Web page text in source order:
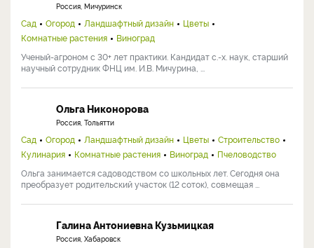
Россия, Мичуринск
Сад Огород Ландшафтный дизайн
Цветы
Комнатные растения
Виноград
Ученый-агроном с 30+ лет практики. Кандидат с.-х. наук, старший
научный сотрудник ФНЦ им. И.В. Мичурина, ...
Ольга Никонорова
Россия, Тольятти
Сад Огород Ландшафтный дизайн Цветы
Строительство
Кулинария
Комнатные растения Виноград
Пчеловодство
Ольга занимается садоводством со школьных лет. Сегодня она
преобразует родительский участок (12 соток), совмещая ...
Галина Антониевна Кузьмицкая
Россия, Хабаровск